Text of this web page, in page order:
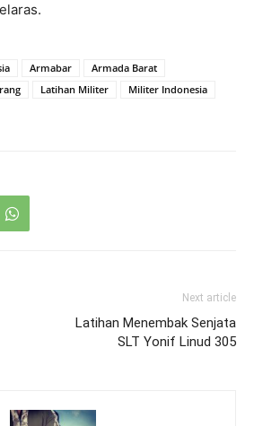
Armabar
Armada Barat
Latihan Militer
Militer Indonesia
Next article
Latihan Menembak Senjata
SLT Yonif Linud 305